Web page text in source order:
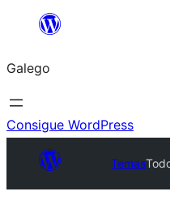
Saltar
contido
Galego
Consigue WordPress
Temas